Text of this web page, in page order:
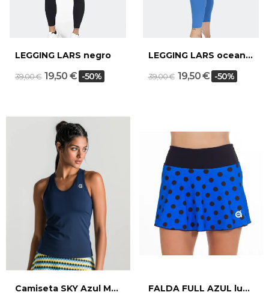
LEGGING LARS negro
39,00 € 19,50 € -50%
LEGGING LARS ocean blue
39,00 € 19,50 € -50%
Camiseta SKY Azul Marino FALDA FULL AZUL lunar